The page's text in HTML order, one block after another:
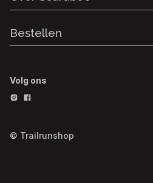
Bestellen
Volg ons
© Trailrunshop